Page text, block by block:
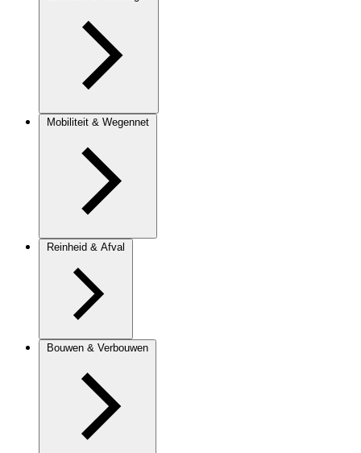
Mobiliteit & Wegennet
Reinheid & Afval
Bouwen & Verbouwen